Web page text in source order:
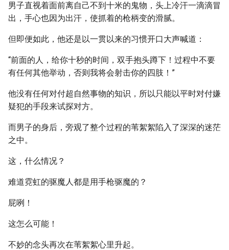
男子直视着面前离自己不到十米的鬼物，头上冷汗一滴滴冒
出，手心也因为出汗，使抓着的枪柄变的滑腻。
但即便如此，他还是以一贯以来的习惯开口大声喊道：
“前面的人，给你十秒的时间，双手抱头蹲下！过程中不要
有任何其他举动，否则我将会射击你的四肢！”
他没有任何对付超自然事物的知识，所以只能以平时对付嫌
疑犯的手段来试探对方。
而男子的身后，旁观了整个过程的苇絮絮陷入了深深的迷茫
之中。
这，什么情况？
难道霓虹的驱魔人都是用手枪驱魔的？
屁咧！
这怎么可能！
不妙的念头再次在苇絮絮心里升起。